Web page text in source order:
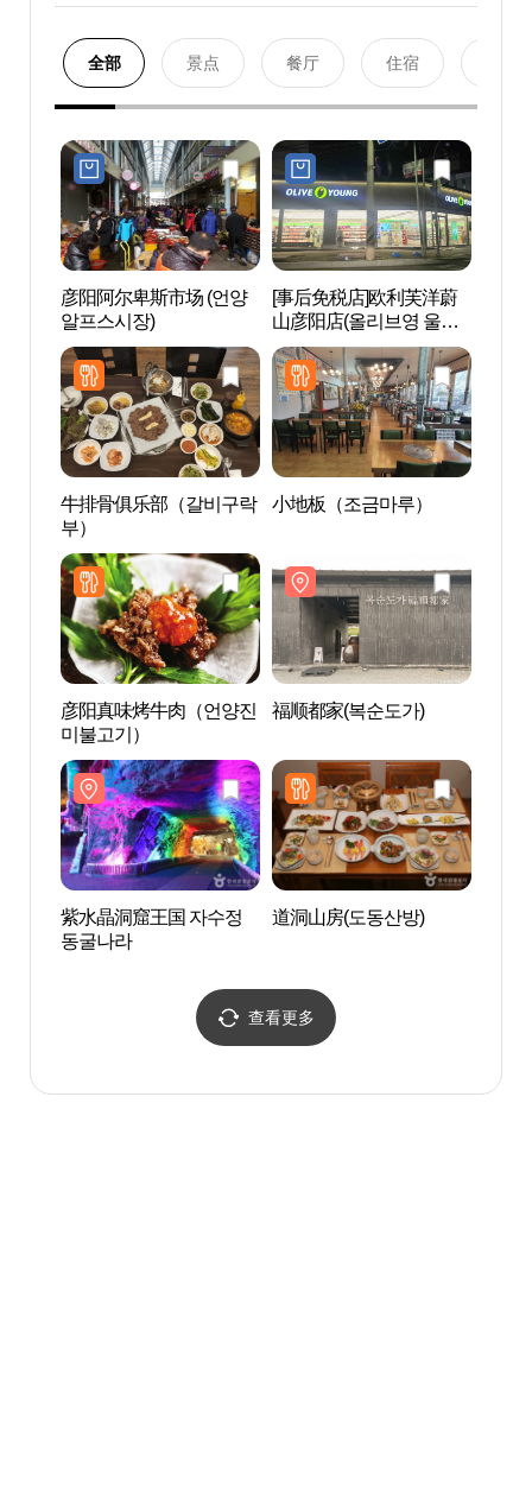
全部 景点 餐厅 住宿
彦阳阿尔卑斯市场 (언양
알프스시장)
[事后免税店]欧利芙洋蔚
山彦阳店(올리브영 울산
언양점)
牛排骨俱乐部（갈비구락
부）
小地板（조금마루）
彦阳真味烤牛肉（언양진
미불고기）
福顺都家(복순도가)
紫水晶洞窟王国 자수정
동굴나라
道洞山房(도동산방)
查看更多